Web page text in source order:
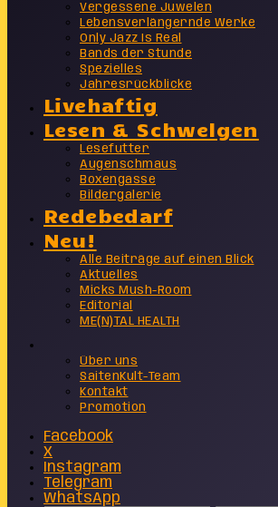
Vergessene Juwelen
Lebensverlängernde Werke
Only Jazz Is Real
Bands der Stunde
Spezielles
Jahresrückblicke
Livehaftig
Lesen & Schwelgen
Lesefutter
Augenschmaus
Boxengasse
Bildergalerie
Redebedarf
Neu!
Alle Beiträge auf einen Blick
Aktuelles
Micks Mush-Room
Editorial
ME(N)TAL HEALTH
Über uns
SaitenKult-Team
Kontakt
Promotion
Facebook
X
Instagram
Telegram
WhatsApp